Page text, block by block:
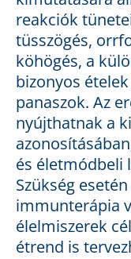
reakciók
tüsszögés,
köhögés, a
bizonyos
panaszok. Az
nyújthatnak a
és életmódbeli
Szükség
immunterápia
élelmiszerek
étrend is